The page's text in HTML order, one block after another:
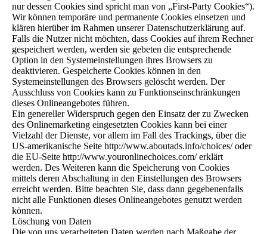
nur dessen Cookies sind spricht man von „First-Party Cookies“).
Wir können temporäre und permanente Cookies einsetzen und
klären hierüber im Rahmen unserer Datenschutzerklärung auf.
Falls die Nutzer nicht möchten, dass Cookies auf ihrem Rechner
gespeichert werden, werden sie gebeten die entsprechende
Option in den Systemeinstellungen ihres Browsers zu
deaktivieren. Gespeicherte Cookies können in den
Systemeinstellungen des Browsers gelöscht werden. Der
Ausschluss von Cookies kann zu Funktionseinschränkungen
dieses Onlineangebotes führen.
Ein genereller Widerspruch gegen den Einsatz der zu Zwecken
des Onlinemarketing eingesetzten Cookies kann bei einer
Vielzahl der Dienste, vor allem im Fall des Trackings, über die
US-amerikanische Seite http://www.aboutads.info/choices/ oder
die EU-Seite http://www.youronlinechoices.com/ erklärt
werden. Des Weiteren kann die Speicherung von Cookies
mittels deren Abschaltung in den Einstellungen des Browsers
erreicht werden. Bitte beachten Sie, dass dann gegebenenfalls
nicht alle Funktionen dieses Onlineangebotes genutzt werden
können.
Löschung von Daten
Die von uns verarbeiteten Daten werden nach Maßgabe der